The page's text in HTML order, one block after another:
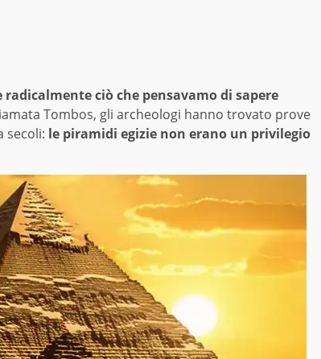
ciò che pensavamo di sapere
Tombos, gli archeologi hanno trovato prove
secoli: le piramidi egizie non erano un privilegio